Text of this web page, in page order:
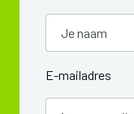
E-mailadres